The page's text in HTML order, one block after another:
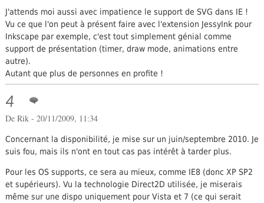
J'attends moi aussi avec impatience le support de SVG dans IE !
Vu ce que l'on peut à présent faire avec l'extension JessyInk pour
Inkscape par exemple, c'est tout simplement génial comme
support de présentation (timer, draw mode, animations entre
autre).
Autant que plus de personnes en profite !
4
De Rik- 20/11/2009, 11:34
Concernant la disponibilité, je mise sur un juin/septembre 2010. Je
suis fou, mais ils n'ont en tout cas pas intérêt à tarder plus.
Pour les OS supports, ce sera au mieux, comme IE8 (donc XP SP2
et supérieurs). Vu la technologie Direct2D utilisée, je miserais
même sur une dispo uniquement pour Vista et 7 (ce qui serait